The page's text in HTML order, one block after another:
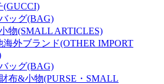
(GUCCI)
ッグ(BAG)
物(SMALL ARTICLES)
海外ブランド(OTHER IMPORT
ッグ(BAG)
財布&小物(PURSE・SMALL